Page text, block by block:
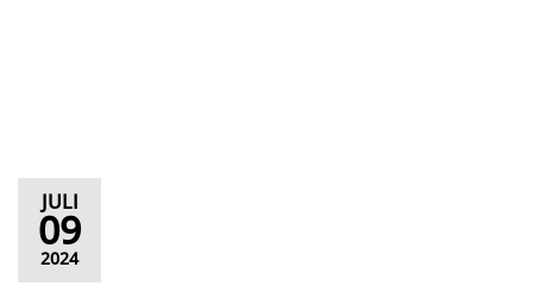
JULI
09
2024